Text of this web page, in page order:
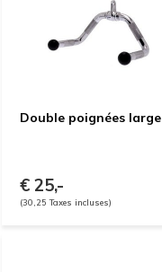
Double poignées large
€ 25,-
(30,25 Taxes incluses)